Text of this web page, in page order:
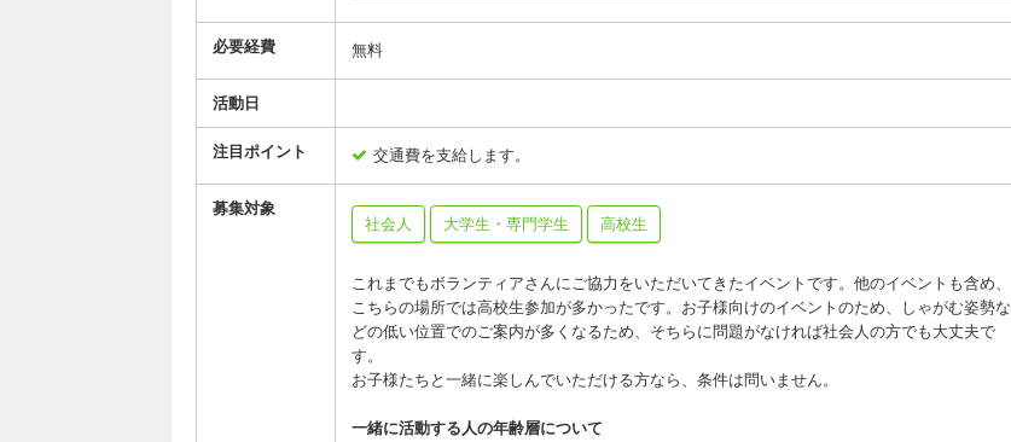
必要経費 無料
活動日
注目ポイント 交通費を支給します。
募集対象
社会人
大学生・専門学生 高校生
これまでもボランティアさんにご協力をいただいてきたイベントです。他のイベントも含め、
こちらの場所では高校生参加が多かったです。お子様向けのイベントのため、しゃがむ姿勢な
どの低い位置でのご案内が多くなるため、そちらに問題がなければ社会人の方でも大丈夫で
す。
お子様たちと一緒に楽しんでいただける方なら、条件は問いません。
一緒に活動する人の年齢層について